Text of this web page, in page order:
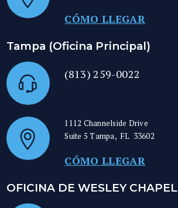
CÓMO LLEGAR
Tampa (Oficina Principal)
(813) 259-0022
1112 Channelside Drive
Suite 5Tampa, FL 33602
CÓMO LLEGAR
OFICINA DE WESLEY CHAPEL